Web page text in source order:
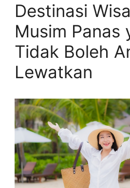
Destinasi
Musim Panas
Tidak Boleh
Lewatkan